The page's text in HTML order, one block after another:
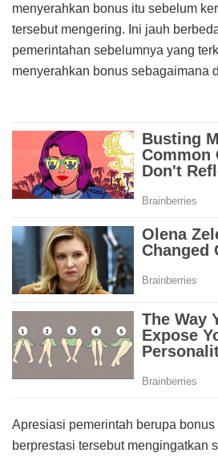
menyerahkan bonus itu sebelum
tersebut mengering. Ini jauh
pemerintahan sebelumnya yang
menyerahkan bonus sebagaimana
Apresiasi pemerintah berupa bonus
berprestasi tersebut mengingatkan